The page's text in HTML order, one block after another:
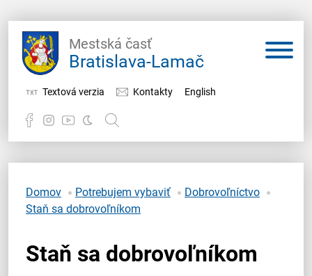
Mestská časť
Bratislava-Lamač
Textová verzia Kontakty English
Samospráva
O Lamači
Domov Potrebujem vybaviť
Dobrovoľníctvo
Staň sa dobrovoľníkom
Staň sa dobrovoľníkom